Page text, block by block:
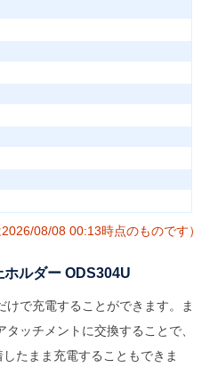
2026/08/08 00:13時点のものです）
ルダー ODS304U
けで充電することができます。ま
ッチメントに交換することで、
たまま充電することもできま